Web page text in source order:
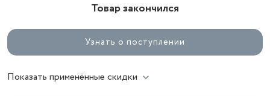
Товар закончился
Узнать о поступлении
Показать применённые скидки